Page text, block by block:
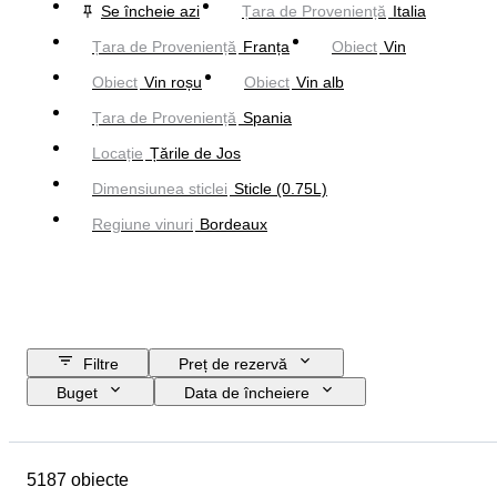
Se încheie azi
Țara de Proveniență Italia
Țara de Proveniență Franța Obiect Vin
Obiect Vin roșu Obiect Vin alb
Țara de Proveniență Spania
Locație Țările de Jos
Dimensiunea sticlei Sticle (0.75L)
Regiune vinuri Bordeaux
Filtre
Preț de rezervă
Buget
Data de încheiere
Dimensiunea sticlei
5187 obiecte